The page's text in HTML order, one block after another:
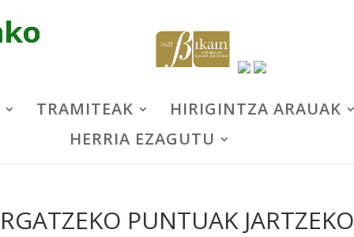
TRAMITEAK HIRIGINTZA ARAUAK
HERRIA EZAGUTU
PUNTUAK JARTZEKO